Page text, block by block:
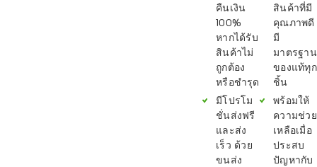
คืนเงิน
100%
หากได้รับ
สินค้าไม่
ถูกต้อง
หรือชำรุด
มีโปรโม
ชั่นส่งฟรี
และส่ง
เร็ว ด้วย
ขนส่ง
สินค้าที่มี
คุณภาพดี
มี
มาตรฐาน
ของแท้ทุก
ชิ้น
พร้อมให้
ความช่วย
เหลือเมื่อ
ประสบ
ปัญหากับ